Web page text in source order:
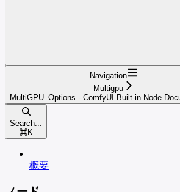
Navigation
Multigpu
MultiGPU_Options - ComfyUI Built-in Node
Search...
⌘K
概要